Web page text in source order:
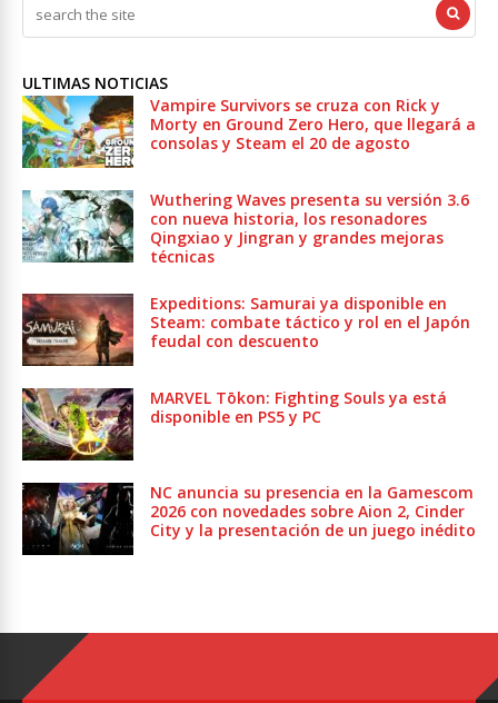
ULTIMAS NOTICIAS
Vampire Survivors se cruza con Rick y
Morty en Ground Zero Hero, que llegará a
consolas y Steam el 20 de agosto
Wuthering Waves presenta su versión 3.6
con nueva historia, los resonadores
Qingxiao y Jingran y grandes mejoras
técnicas
Expeditions: Samurai ya disponible en
Steam: combate táctico y rol en el Japón
feudal con descuento
MARVEL Tōkon: Fighting Souls ya está
disponible en PS5 y PC
NC anuncia su presencia en la Gamescom
2026 con novedades sobre Aion 2, Cinder
City y la presentación de un juego inédito